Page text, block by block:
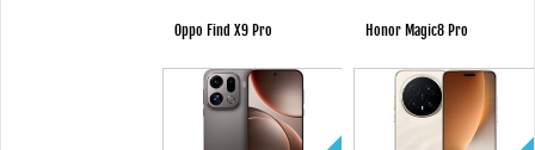
Oppo Find X9 Pro Honor Magic8 Pro